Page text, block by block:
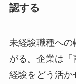
認する
未経験職種へ
がる。企業は
経験をどう活か